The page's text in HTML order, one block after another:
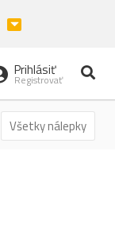
Prihlásiť
Registrovať
Všetky nálepky